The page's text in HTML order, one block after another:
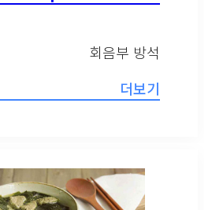
회음부 방석
더보기